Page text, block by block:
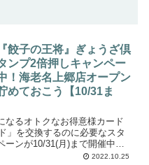
餃子の王将』ぎょうざ倶
ンプ2倍押しキャンペー
！海老名上郷店オープン
めておこう【10/31ま
なるオトクなお得意様カード
」を交換するのに必要なスタ
ーンが10/31(月)まで開催中で
2022.10.25